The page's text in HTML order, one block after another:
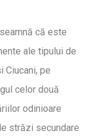
că este
ale tipului de
Ciucani, pe
celor două
odinioare
străzi secundare